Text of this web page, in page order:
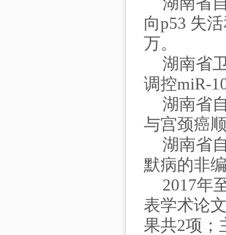
向p53 失
万。
湖南省
调控miR-
湖南省
与宫颈癌
湖南省
默病的非
2017年
表学术论
果共2项；